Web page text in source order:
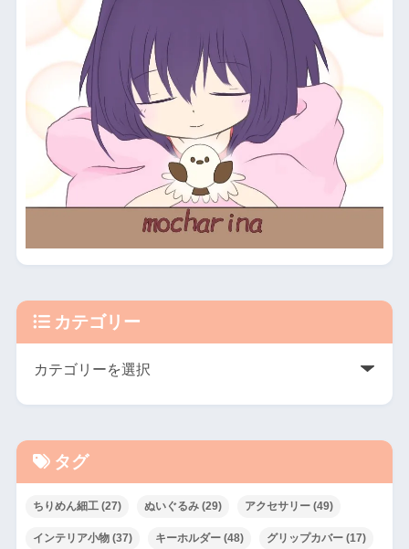
カテゴリー
タグ
ちりめん細工(27) ぬいぐるみ(29) アクセサリー(49)
インテリア小物(37) キーホルダー(48) グリップカバー(17)